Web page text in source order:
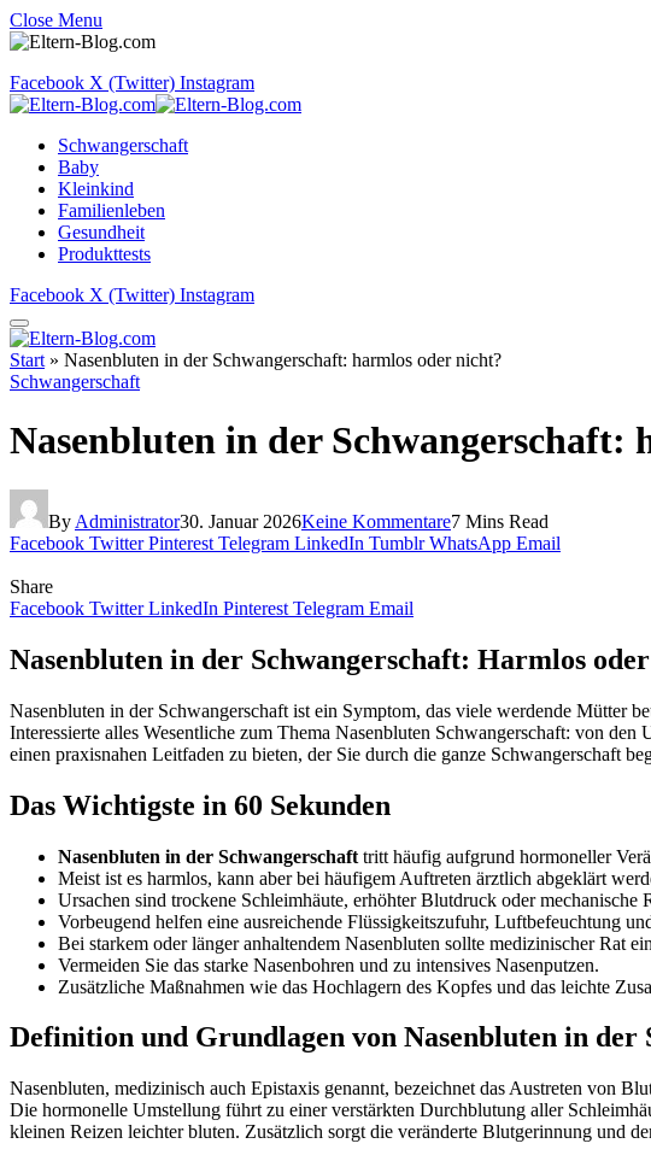
Close Menu
Facebook X (Twitter) Instagram
Schwangerschaft
Baby
Kleinkind
Familienleben
Gesundheit
Produkttests
Facebook X (Twitter) Instagram
Start » Nasenbluten in der Schwangerschaft: harmlos oder nicht?
Schwangerschaft
Nasenbluten in der Schwangerschaft:
By Administrator30. Januar 2026Keine Kommentare7 Mins Read
Facebook Twitter Pinterest Telegram LinkedIn Tumblr WhatsApp Email
Share
Facebook Twitter LinkedIn Pinterest Telegram Email
Nasenbluten in der Schwangerschaft: Harmlos
Nasenbluten in der Schwangerschaft ist ein Symptom, das viele werdende Mütter
Interessierte alles Wesentliche zum Thema Nasenbluten Schwangerschaft: von
einen praxisnahen Leitfaden zu bieten, der Sie durch die ganze Schwangerschaft
Das Wichtigste in 60 Sekunden
Nasenbluten in der Schwangerschaft tritt häufig aufgrund hormoneller
Meist ist es harmlos, kann aber bei häufigem Auftreten ärztlich abgeklärt
Ursachen sind trockene Schleimhäute, erhöhter Blutdruck oder mechanische
Vorbeugend helfen eine ausreichende Flüssigkeitszufuhr, Luftbefeuchtung
Bei starkem oder länger anhaltendem Nasenbluten sollte medizinischer Rat
Vermeiden Sie das starke Nasenbohren und zu intensives Nasenputzen.
Zusätzliche Maßnahmen wie das Hochlagern des Kopfes und das leichte
Definition und Grundlagen von Nasenbluten in der
Nasenbluten, medizinisch auch Epistaxis genannt, bezeichnet das Austreten von
Die hormonelle Umstellung führt zu einer verstärkten Durchblutung aller
kleinen Reizen leichter bluten. Zusätzlich sorgt die veränderte Blutgerinnung und